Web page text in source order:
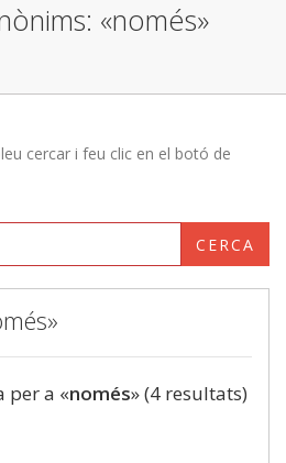
«només»
cercar i feu clic en el botó de
CERCA
per a «només» (4 resultats)